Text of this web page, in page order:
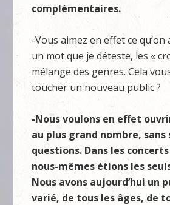
complémentaires.
-Vous aimez en effet ce qu’on
un mot que je déteste, les «
mélange des genres. Cela
toucher un nouveau public ?
-Nous voulons en effet
au plus grand nombre, sans
questions. Dans les
nous-mêmes étions les
Nous avons aujourd’hui un
varié, de tous les âges, de